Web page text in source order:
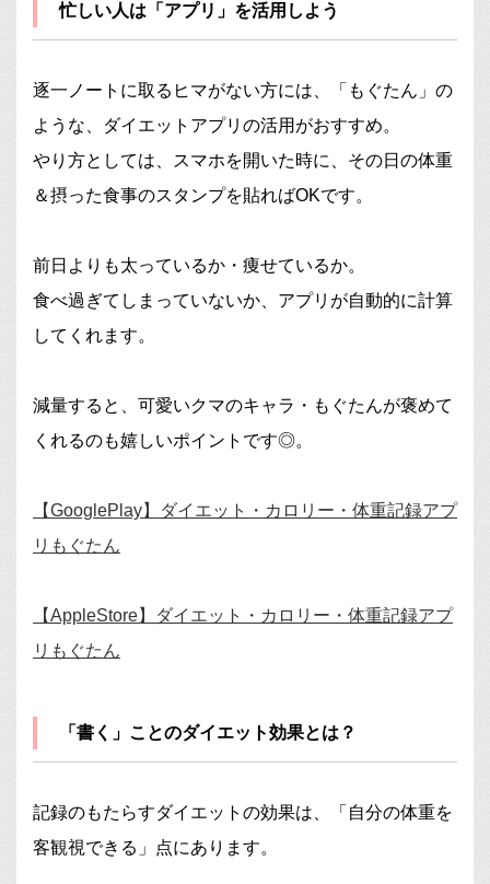
忙しい人は「アプリ」を活用しよう
逐一ノートに取るヒマがない方には、「もぐたん」の
ような、ダイエットアプリの活用がおすすめ。
やり方としては、スマホを開いた時に、その日の体重
＆摂った食事のスタンプを貼ればOKです。
前日よりも太っているか・痩せているか。
食べ過ぎてしまっていないか、アプリが自動的に計算
してくれます。
減量すると、可愛いクマのキャラ・もぐたんが褒めて
くれるのも嬉しいポイントです◎。
【GooglePlay】ダイエット・カロリー・体重記録アプ
リもぐたん
【AppleStore】ダイエット・カロリー・体重記録アプ
リもぐたん
「書く」ことのダイエット効果とは？
記録のもたらすダイエットの効果は、「自分の体重を
客観視できる」点にあります。